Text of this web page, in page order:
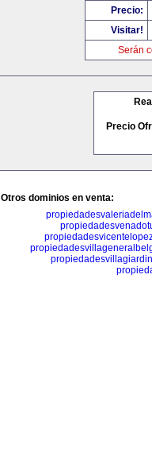
Precio:
Visitar!
Serán
Precio
Otros dominios en venta: